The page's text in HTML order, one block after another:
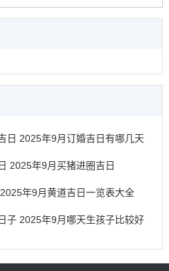
往...
提升自己的气质同魅力,发掘
在你身上看到对自己有吸引
日 2025年9月订婚吉日有哪几天
2025年9月买猪进圈吉日
年9月黄道吉日一览表大全
子 2025年9月哪天生孩子比较好